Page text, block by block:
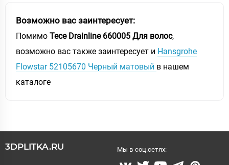
Возможно вас заинтересует:
Помимо Tece Drainline 660005 Для волос,
возможно вас также заинтересует и Hansgrohe
Flowstar 52105670 Черный матовый в нашем
каталоге
3DPLITKA.RU Мы в соц.сетях: